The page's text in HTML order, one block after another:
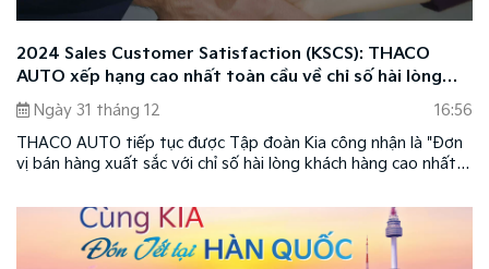
2024 Sales Customer Satisfaction (KSCS): THACO
AUTO xếp hạng cao nhất toàn cầu về chỉ số hài lòng
của khách hàng mua xe
Ngày 31 tháng 12
16:56
THACO AUTO tiếp tục được Tập đoàn Kia công nhận là "Đơn
vị bán hàng xuất sắc với chỉ số hài lòng khách hàng cao nhất"
Satisfaction (KSCS)" được thực hiện trên 33 quốc gia. Đây là
minh chứng cho chất lượng dịch vụ hàng đầu mà THACO
AUTO mang đến cho khách hàng, giúp đơn vị được vinh danh